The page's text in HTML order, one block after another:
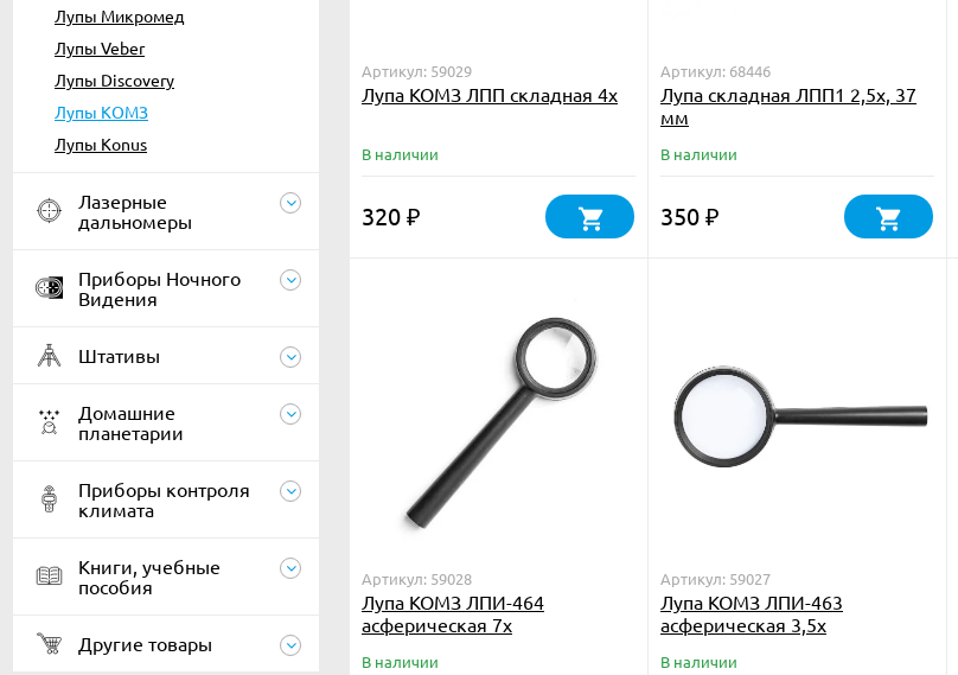
Лупы Микромед
Лупы Veber
Лупы Discovery
Лупы КОМЗ
Лупы Konus
Лазерные
дальномеры
Приборы Ночного
Видения
Штативы
Домашние
планетарии
Приборы контроля
климата
Книги, учебные
пособия
Другие товары
Артикул: 59029
Лупа КОМЗ ЛПП складная 4х
В наличии
320 ₽
Артикул: 68446
Лупа складная ЛПП1 2,5х, 37
мм
В наличии
350 ₽
Артикул: 59028
Лупа КОМЗ ЛПИ-464
асферическая 7х
В наличии
Артикул: 59027
Лупа КОМЗ ЛПИ-463
асферическая 3,5х
В наличии